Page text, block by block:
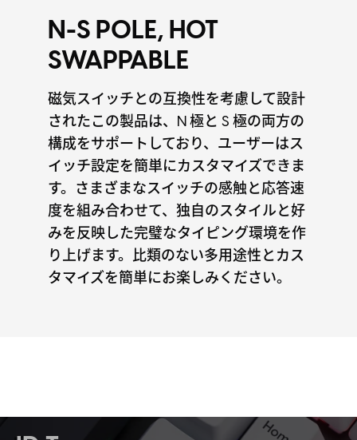
N-S POLE, HOT
SWAPPABLE
磁気スイッチとの互換性を考慮して設計
されたこの製品は、N 極と S 極の両方の
構成をサポートしており、ユーザーはス
イッチ設定を簡単にカスタマイズできま
す。さまざまなスイッチの感触と応答速
度を組み合わせて、独自のスタイルと好
みを反映した完璧なタイピング環境を作
り上げます。比類のない多用途性とカス
タマイズを簡単にお楽しみください。